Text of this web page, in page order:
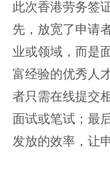
此次香港劳务签
先，放宽了申请
业或领域，而是
富经验的优秀人
者只需在线提交
面试或笔试；最
发放的效率，让